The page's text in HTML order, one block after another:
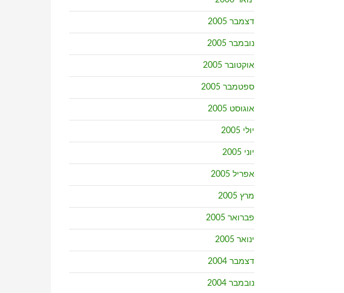
דצמבר 2005
נובמבר 2005
אוקטובר 2005
ספטמבר 2005
אוגוסט 2005
יולי 2005
יוני 2005
אפריל 2005
מרץ 2005
פברואר 2005
ינואר 2005
דצמבר 2004
נובמבר 2004